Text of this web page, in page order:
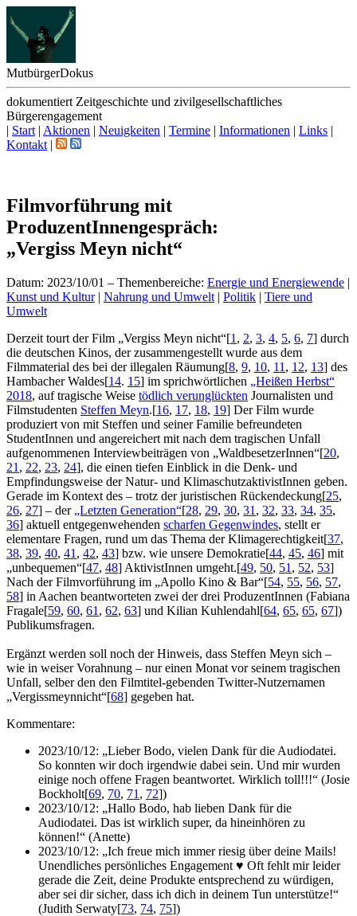
MutbürgerDokus
dokumentiert Zeitgeschichte und zivilgesellschaftliches
Bürgerengagement
| Start | Aktionen | Neuigkeiten | Termine | Informationen | Links |
Kontakt |
Filmvorführung mit
ProduzentInnengespräch:
„Vergiss Meyn nicht“
Datum: 2023/10/01 – Themenbereiche: Energie und Energiewende |
Kunst und Kultur| Nahrung und Umwelt | Politik | Tiere und
Umwelt
Derzeit tourt der Film „Vergiss Meyn nicht“[1 , 2, 3, 4, 5, 6, 7] durch
die deutschen Kinos, der zusammengestellt wurde aus dem
Filmmaterial des bei der illegalen Räumung[8, 9, 10, 11 , 12, 13] des
Hambacher Waldes[14. 15] im sprichwörtlichen „Heißen Herbst“
2018, auf tragische Weise tödlich verunglückten Journalisten und
Filmstudenten Steffen Meyn.[16, 17, 18, 19] Der Film wurde
produziert von mit Steffen und seiner Familie befreundeten
StudentInnen und angereichert mit nach dem tragischen Unfall
aufgenommenen Interviewbeiträgen von „WaldbesetzerInnen“[20,
21 , 22, 23, 24], die einen tiefen Einblick in die Denk- und
Empfindungsweise der Natur- und KlimaschutzaktivistInnen geben.
Gerade im Kontext des – trotz der juristischen Rückendeckung[25,
26, 27] – der „Letzten Generation“[28, 29, 30, 31 , 32, 33, 34, 35,
36] aktuell entgegenwehenden scharfen Gegenwindes, stellt er
elementare Fragen, rund um das Thema der Klimagerechtigkeit[37,
38, 39, 40, 41 , 42, 43] bzw. wie unsere Demokratie[44, 45, 46] mit
„unbequemen“[47, 48] AktivistInnen umgeht.[49, 50, 51 , 52, 53]
Nach der Filmvorführung im „Apollo Kino & Bar“[54, 55, 56, 57,
58] in Aachen beantworteten zwei der drei ProduzentInnen (Fabiana
Fragale[59, 60, 61 , 62, 63] und Kilian Kuhlendahl[64, 65, 65, 67])
Publikumsfragen.
Ergänzt werden soll noch der Hinweis, dass Steffen Meyn sich –
wie in weiser Vorahnung – nur einen Monat vor seinem tragischen
Unfall, selber den den Filmtitel-gebenden Twitter-Nutzernamen
„Vergissmeynnicht“[68] gegeben hat.
Kommentare:
2023/10/12: „Lieber Bodo, vielen Dank für die Audiodatei.
So konnten wir doch irgendwie dabei sein. Und mir wurden
einige noch offene Fragen beantwortet. Wirklich toll!!!“ (Josie
Bockholt[69, 70, 71 , 72])
2023/10/12: „Hallo Bodo, hab lieben Dank für die
Audiodatei. Das ist wirklich super, da hineinhören zu
können!“ (Anette)
2023/10/12: „Ich freue mich immer riesig über deine Mails!
Unendliches persönliches Engagement ♥ Oft fehlt mir leider
gerade die Zeit, deine Produkte entsprechend zu würdigen,
aber sei dir sicher, dass ich dich in deinem Tun unterstütze!“
(Judith Serwaty[73, 74, 75])